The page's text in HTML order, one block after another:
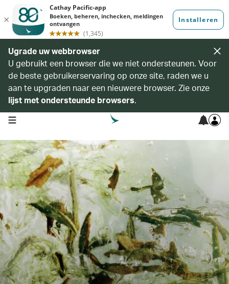
Ugrade uw webbrowser
U gebruikt een browser die we niet ondersteunen. Voor
de beste gebruikerservaring op onze site, raden we u
aan te upgraden naar een nieuwere browser. Zie onze
lijst met ondersteunde browsers.
open navigation menu